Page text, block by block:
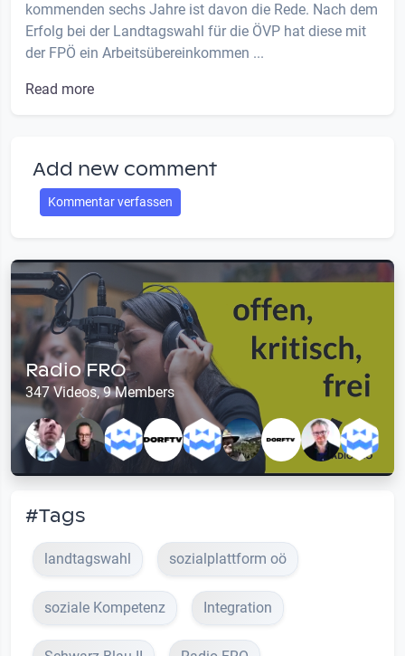
kommenden sechs Jahre ist davon die Rede. Nach dem
Erfolg bei der Landtagswahl für die ÖVP hat diese mit
der FPÖ ein Arbeitsübereinkommen ...
Read more
Add new comment
Kommentar verfassen
Radio FRO
347 Videos, 9 Members
#Tags
landtagswahl sozialplattform oö
soziale Kompetenz Integration